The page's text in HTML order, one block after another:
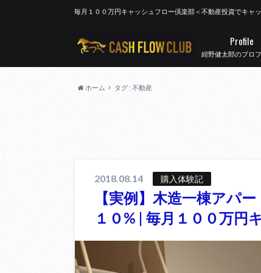
毎月１００万円キャッシュフロー倶楽部＜不動産投資でキャ
紺野健太郎のプロ
Profile
ホーム タグ : 不動産
2018.08.14 購入体験記
【実例】木造一棟アパ
１０% | 毎月１００万円